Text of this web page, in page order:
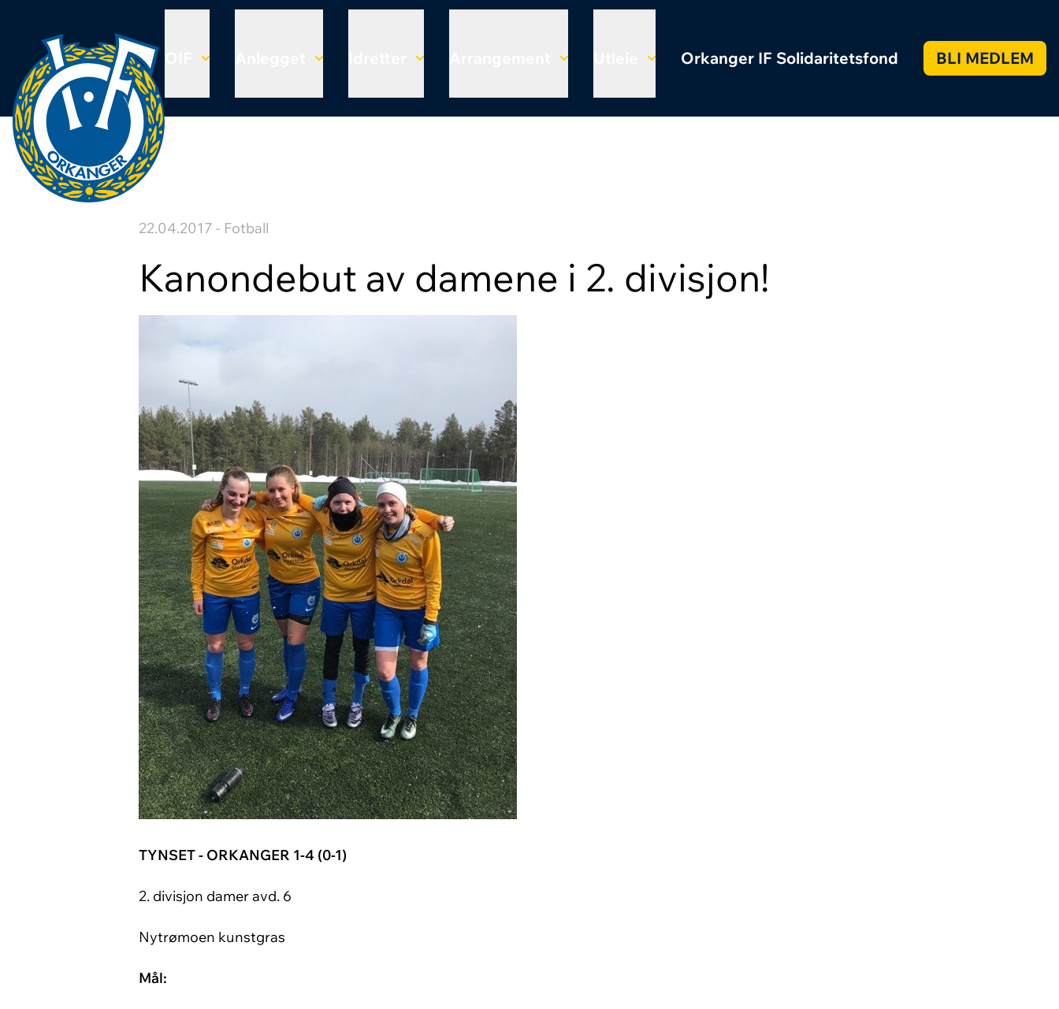
Orkanger IF Solidaritetsfond BLI MEDLEM
22.04.2017 - Fotball
Kanondebut av damene i 2. divisjon!
TYNSET - ORKANGER 1-4 (0-1)
2. divisjon damer avd. 6
Nytrømoen kunstgras
Mål: